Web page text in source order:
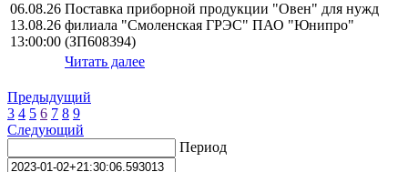
06.08.26
13.08.26
13:00:00
Поставка приборной продукции "Овен" для нужд
филиала "Смоленская ГРЭС" ПАО "Юнипро"
(ЗП608394)
Читать далее
Предыдущий
3 4 5 6 7 8 9
Следующий
Период